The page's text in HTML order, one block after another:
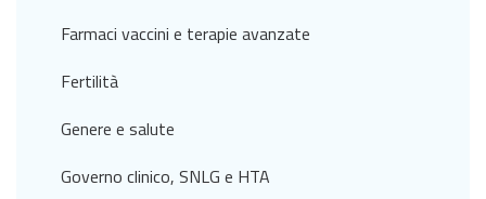
Farmaci vaccini e terapie avanzate
Fertilità
Genere e salute
Governo clinico, SNLG e HTA